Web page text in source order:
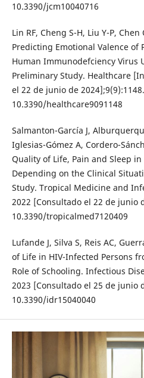
10.3390/jcm10040716
Lin RF, Cheng S-H, Liu Y-P, Chen
Predicting Emotional Valence of
Human Immunodefciency Virus
Preliminary Study. Healthcare
el 22 de junio de
10.3390/healthcare9091148
Salmanton-García J,
Iglesias-Gómez A, Cordero-
Quality of Life, Pain and Sleep
Depending on the Clinical
Study. Tropical Medicine and
2022 [Consultado el 22 de junio
10.3390/tropicalmed7120409
Lufande J, Silva S, Reis AC,
of Life in HIV-Infected Persons
Role of Schooling. Infectious
2023 [Consultado el 25 de junio
10.3390/idr15040040